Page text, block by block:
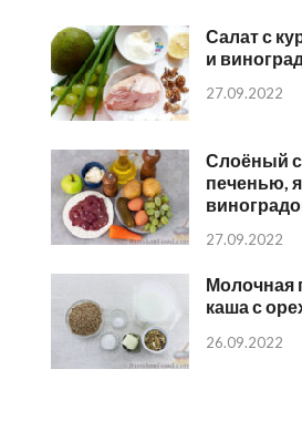
Салат с
и
27.09.2022
Слоёный
печенью,
27.09.2022
Молочная
каша с
26.09.2022